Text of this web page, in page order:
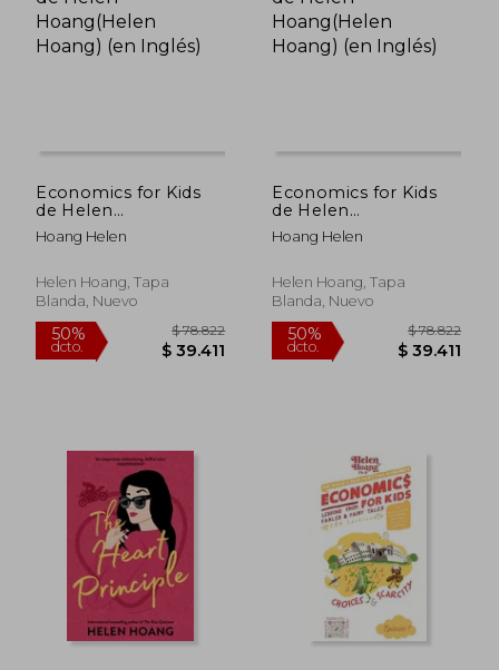
$ 41.376 dcto.
Economics for Kids
de Helen
Hoang(Helen Hoang)
(en Inglés)
Hoang Helen
Helen Hoang, Tapa
Blanda, Nuevo
Economics for Kids
de Helen
Hoang(Helen Hoang)
(en Inglés)
Hoang Helen
Helen Hoang, Tapa
Blanda, Nuevo